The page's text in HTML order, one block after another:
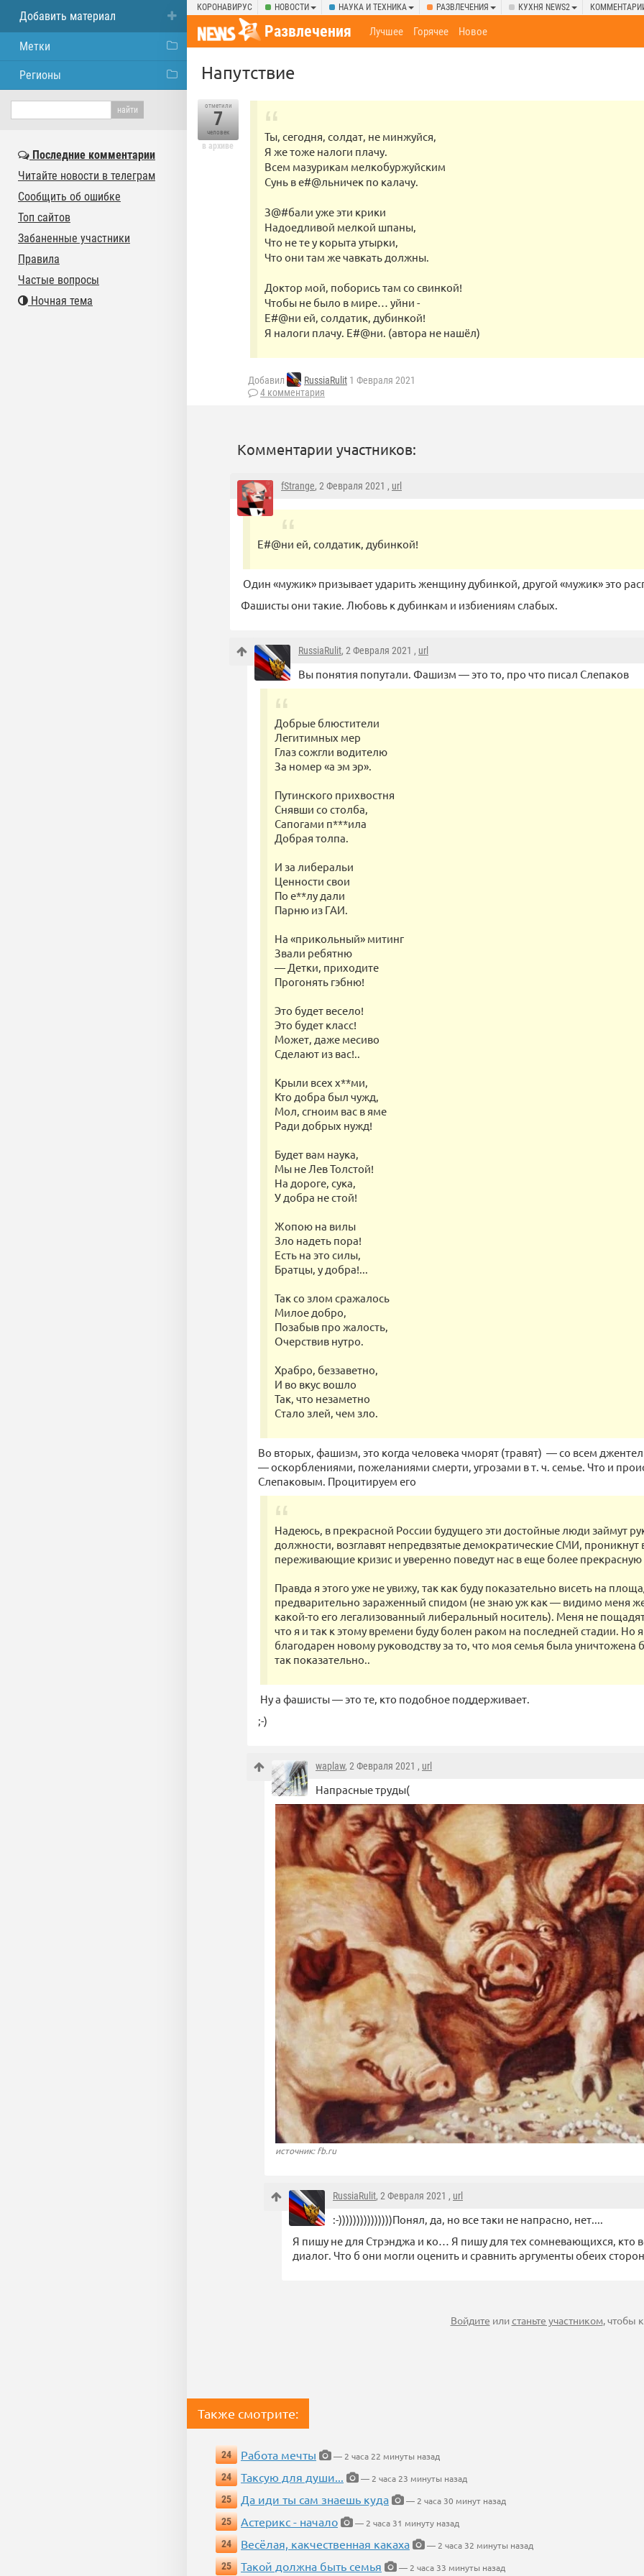
КОРОНАВИРУС НОВОСТИ НАУКА И ТЕХНИКА РАЗВЛЕЧЕНИЯ КУХНЯ NEWS2
Развлечения Лучшее Горячее Новое
Напутствие
отметили
7
человек
в архиве
Ты, сегодня, солдат, не минжуйся,
Я же тоже налоги плачу.
Всем мазурикам мелкобуржуйским
Сунь в е#@льничек по калачу.
З@#бали уже эти крики
Надоедливой мелкой шпаны,
Что не те у корыта утырки,
Что они там же чавкать должны.
Доктор мой, поборись там со свинкой!
Чтобы не было в мире… уйни -
Е#@ни ей, солдатик, дубинкой!
Я налоги плачу. Е#@ни. (автора не нашёл)
Добавил RussiaRulit 1 Февраля 2021
4 комментария
Комментарии участников:
fStrange, 2 Февраля 2021 , url
Е#@ни ей, солдатик, дубинкой!
Один «мужик» призывает ударить женщину дубинкой, другой «мужик» это
Фашисты они такие. Любовь к дубинкам и избиениям слабых.
RussiaRulit, 2 Февраля 2021 , url
Вы понятия попутали. Фашизм — это то, про что писал Слепаков
Добрые блюстители
Легитимных мер
Глаз сожгли водителю
За номер «а эм эр».
Путинского прихвостня
Снявши со столба,
Сапогами п***ила
Добрая толпа.
И за либеральи
Ценности свои
По е**лу дали
Парню из ГАИ.
На «прикольный» митинг
Звали ребятню
— Детки, приходите
Прогонять гэбню!
Это будет весело!
Это будет класс!
Может, даже месиво
Сделают из вас!..
Крыли всех х**ми,
Кто добра был чужд,
Мол, сгноим вас в яме
Ради добрых нужд!
Будет вам наука,
Мы не Лев Толстой!
На дороге, сука,
У добра не стой!
Жопою на вилы
Зло надеть пора!
Есть на это силы,
Братцы, у добра!...
Так со злом сражалось
Милое добро,
Позабыв про жалость,
Очерствив нутро.
Храбро, беззаветно,
И во вкус вошло
Так, что незаметно
Стало злей, чем зло.
Во вторых, фашизм, это когда человека чморят (травят) — со всем
— оскорблениями, пожеланиями смерти, угрозами в т. ч. семье. Что и
Слепаковым. Процитируем его
Надеюсь, в прекрасной России будущего эти достойные люди займут
должности, возглавят непредвзятые демократические СМИ, проникнут
переживающие кризис и уверенно поведут нас в еще более
Правда я этого уже не увижу, так как буду показательно висеть на
предварительно зараженный спидом (не знаю уж как — видимо меня
какой-то его легализованный либеральный носитель). Меня не
что я и так к этому времени буду болен раком на последней стадии. Но
благодарен новому руководству за то, что моя семья была уничтожена
так показательно..
Ну а фашисты — это те, кто подобное поддерживает.
;-)
waplaw, 2 Февраля 2021 , url
Напрасные труды(
источник: fb.ru
RussiaRulit, 2 Февраля 2021 , url
:-)))))))))))))))Понял, да, но все таки не напрасно, нет....
Я пишу не для Стрэнджа и ко… Я пишу для тех сомневающихся, кто
диалог. Что б они могли оценить и сравнить аргументы обеих
Войдите илистаньте участником, чтобы
Также смотрите:
24 Работа мечты
— 2 часа 22 минуты назад
24
Таксую для души...
— 2 часа 23 минуты назад
25
Да иди ты сам знаешь куда
— 2 часа 30 минут назад
25
Астерикс - начало
— 2 часа 31 минуту назад
24
Весёлая, какчественная какаха
— 2 часа 32 минуты назад
25
Такой должна быть семья — 2 часа 33 минуты назад
Добавить материал
Метки
Регионы
Последние комментарии
Читайте новости в телеграм
Сообщить об ошибке
Топ сайтов
Забаненные участники
Правила
Частые вопросы
Ночная тема